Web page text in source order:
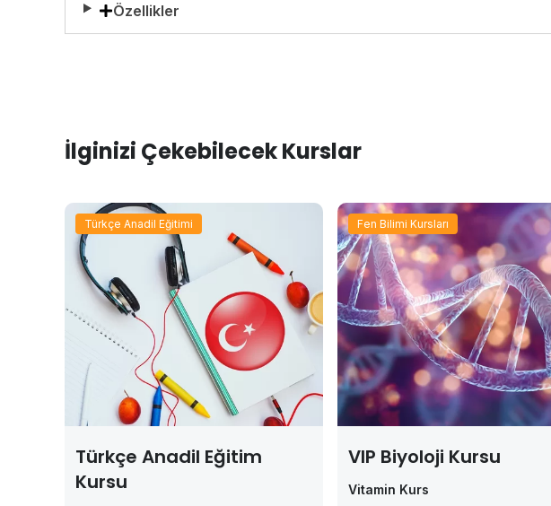
Özellikler
İlginizi Çekebilecek Kurslar
Türkçe Anadil Eğitimi
Türkçe Anadil Eğitim
Kursu
Fen Bilimi Kursları
VIP Biyoloji Kursu
Vitamin Kurs